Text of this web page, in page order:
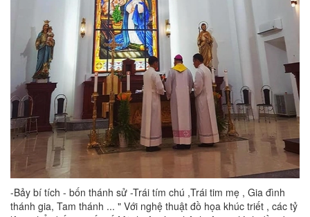
-Bảy bí tích - bốn thánh sử -Trái tím chú ,Trái tim mẹ , Gia đình
thánh gia, Tam thánh ... " Với nghệ thuật đồ họa khúc triết , các tỷ